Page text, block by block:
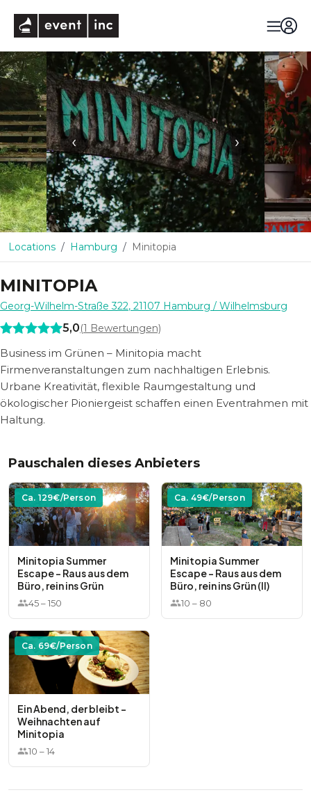
‹ ›
Locations Hamburg Minitopia
MINITOPIA
Georg-Wilhelm-Straße 322, 21107 Hamburg / Wilhelmsburg
5,0(1 Bewertungen)
Business im Grünen – Minitopia macht
Firmenveranstaltungen zum nachhaltigen Erlebnis.
Urbane Kreativität, flexible Raumgestaltung und
ökologischer Pioniergeist schaffen einen Eventrahmen mit
Haltung.
Pauschalen dieses Anbieters
Ca. 129€/Person
Minitopia Summer
Escape – Raus aus dem
Büro, rein ins Grün
45–150
Ca. 49€/Person
Minitopia Summer
Escape – Raus aus dem
Büro, rein ins Grün (II)
10 – 80
Ca. 69€/Person
Ein Abend, der bleibt –
Weihnachten auf
Minitopia
10 –14